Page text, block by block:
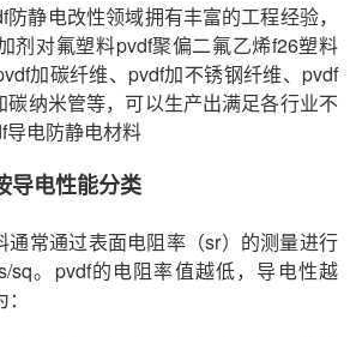
静电改性领域拥有丰富的工程经验，
剂对氟塑料pvdf聚偏二氟乙烯f26塑料
加碳纤维、pvdf加不锈钢纤维、pvdf
碳纳米管等，可以生产出满足各行业不
导电防静电材料
导电性能分类
通常通过表面电阻率（sr）的测量进行
sq。pvdf的电阻率值越低，导电性越